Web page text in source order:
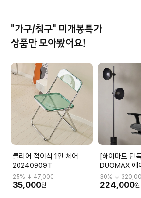
"가구/침구" 미개봉특가
상품만 모아봤어요!
클리어 접이식 1인 체어
20240909T
25% ↓ 47,000
35,000원
[하이마트 단
DUOMAX
L2
M59BK
30% ↓
224,000원